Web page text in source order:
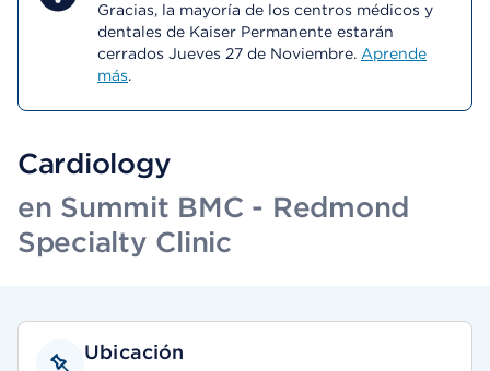
Gracias, la mayoría de los centros médicos y
dentales de Kaiser Permanente estarán
cerrados Jueves 27 de Noviembre. Aprende
más.
Cardiology
en Summit BMC - Redmond
Specialty Clinic
Ubicación